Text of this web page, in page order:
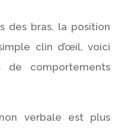
des bras, la position
clin d’œil, voici
de comportements
verbale est plus